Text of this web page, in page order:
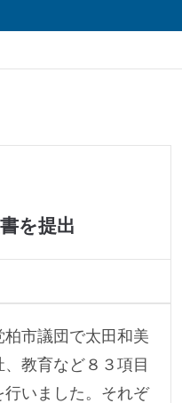
を提出
柏市議団で太田和美
教育など８３項目
いました。それぞ